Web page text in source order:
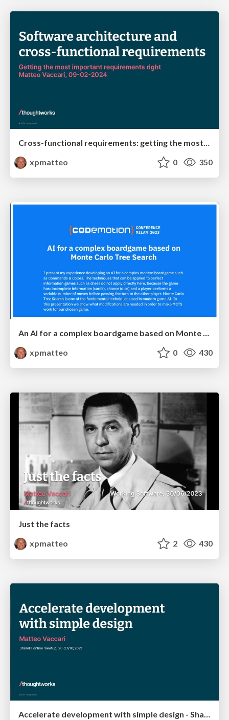
Cross-functional requirements: getting the most important requirements right
xpmatteo
0 350
An AI for a complex boardgame based on Monte Carlo Tree Search
xpmatteo
0 430
Just the facts
xpmatteo
2 430
Accelerate development with simple design - ShareIT